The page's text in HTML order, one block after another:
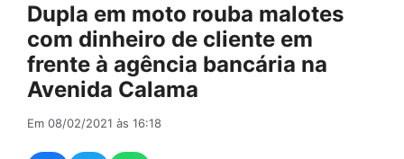
Dupla em moto rouba malotes
com dinheiro de cliente em
frente à agência bancária na
Avenida Calama
Em 08/02/2021 às 16:18